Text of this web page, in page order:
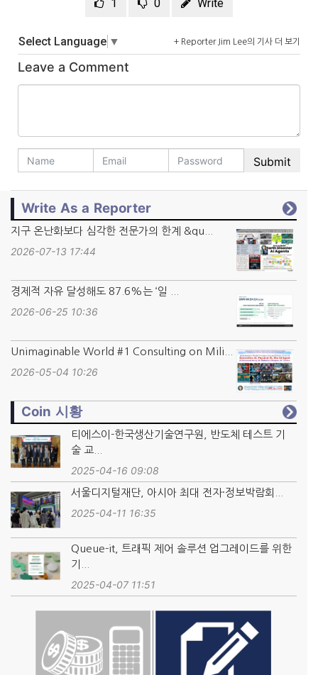
1 0 Write
Select Language ▼ + Reporter Jim Lee의 기사 더 보기
Leave a Comment
Write As a Reporter
지구 온난화보다 심각한 전문가의 한계 &qu...
2026-07-13 17:44
경제적 자유 달성해도 87.6%는 ‘일 ...
2026-06-25 10:36
Unimaginable World #1 Consulting on Mili...
2026-05-04 10:26
Coin 시황
티에스이-한국생산기술연구원, 반도체 테스트 기
술 교...
2025-04-16 09:08
서울디지털재단, 아시아 최대 전자·정보박람회...
2025-04-11 16:35
Queue-it, 트래픽 제어 솔루션 업그레이드를 위한
기...
2025-04-07 11:51